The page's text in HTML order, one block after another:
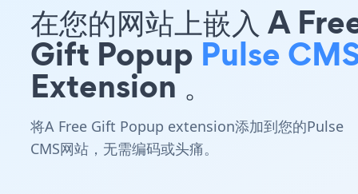
在您的网站上嵌入 A
Gift Popup Pulse
Extension 。
将A Free Gift Popup extension添加到您的Pulse
CMS网站，无需编码或头痛。